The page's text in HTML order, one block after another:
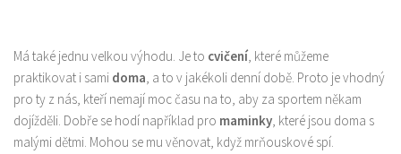
Má také jednu velkou výhodu. Je to cvičení, které můžeme
praktikovat i sami doma, a to v jakékoli denní době. Proto je vhodný
pro ty z nás, kteří nemají moc času na to, aby za sportem někam
dojížděli. Dobře se hodí například pro maminky, které jsou doma s
malými dětmi. Mohou se mu věnovat, když mrňouskové spí.